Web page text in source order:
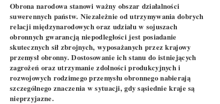
Obrona narodowa stanowi ważny obszar działalności
suwerennych państw. Niezależnie od utrzymywania dobrych
relacji międzynarodowych oraz udziału w sojuszach
obronnych gwarancją niepodległości jest posiadanie
skutecznych sił zbrojnych, wyposażanych przez krajowy
przemysł obronny. Dostosowanie ich stanu do istniejących
zagrożeń oraz utrzymanie zdolności produkcyjnych i
rozwojowych rodzimego przemysłu obronnego nabierają
szczególnego znaczenia w sytuacji, gdy sąsiednie kraje są
nieprzyjazne.